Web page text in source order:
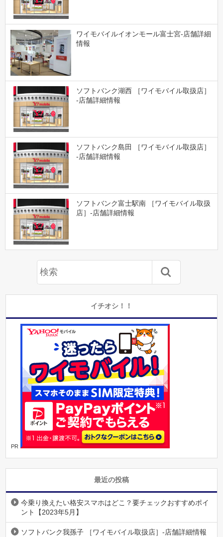
ワイモバイルイオンモール富士宮-店舗詳細
情報
ソフトバンク湖西 ［ワイモバイル取扱店］
-店舗詳細情報
ソフトバンク島田 ［ワイモバイル取扱店］
-店舗詳細情報
ソフトバンク富士駅南 ［ワイモバイル取扱
店］-店舗詳細情報
イチオシ！！
PR
最近の投稿
今乗り換えたい格安スマホはどこ？要チェックおすすめポイ
ント【2023年5月】
ソフトバンク我孫子 ［ワイモバイル取扱店］-店舗詳細情報